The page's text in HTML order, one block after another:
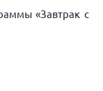
«Завтрак с